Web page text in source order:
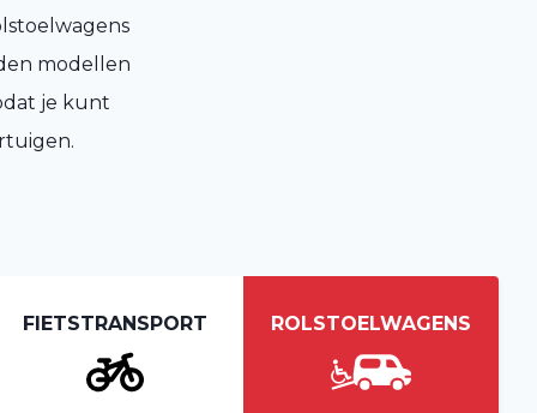
modellen
je kunt
FIETSTRANSPORT ROLSTOELWAGENS